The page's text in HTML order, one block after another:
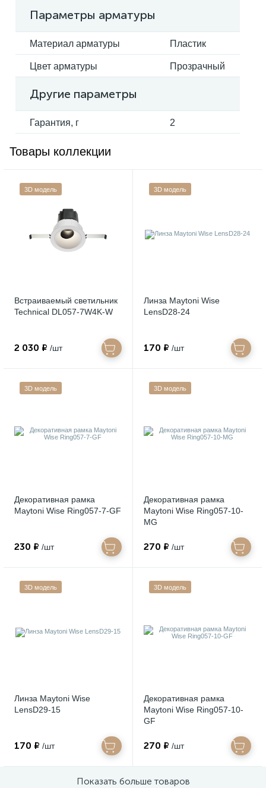
Параметры арматуры
Материал арматуры Пластик
Цвет арматуры Прозрачный
Другие параметры
Гарантия, г 2
Товары коллекции
3D модель
Встраиваемый светильник
Technical DL057-7W4K-W
2 030 ₽ /шт
3D модель
Линза Maytoni Wise
LensD28-24
170 ₽ /шт
3D модель
Декоративная рамка
Maytoni Wise Ring057-7-GF
230 ₽ /шт
3D модель
Декоративная рамка
Maytoni Wise Ring057-10-
MG
270 ₽ /шт
3D модель
Линза Maytoni Wise
LensD29-15
170 ₽ /шт
3D модель
Декоративная рамка
Maytoni Wise Ring057-10-
GF
270 ₽ /шт
Показать больше товаров